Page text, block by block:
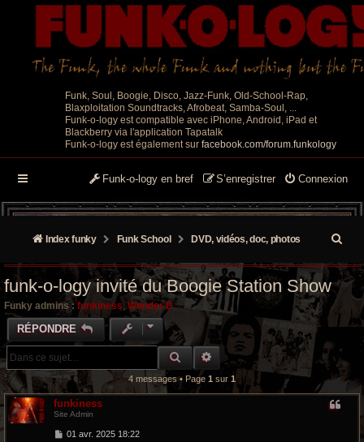
Funk, Soul, Boogie, Disco, Jazz-Funk, Old-School-Rap,
Blaxploitation Soundtracks, Afrobeat, Samba-Soul, ...
Funk-o-logy est compatible avec iPhone, Android, iPad et
Blackberry via l'application Tapatalk
Funk-o-logy est également sur facebook.com/forum.funkology
Connexion
S’enregistrer
Funk-o-logy en bref
Index funky Funk School DVD, vidéos, doc, photos
e
r
c
funk-o-logy invité du Boogie Station Show
Funky admins : funkiness, Wonder B
RÉPONDRE
RECHERCHE GROOVY
RECHERCHE AVANCÉE
4 messages • Page 1 sur 1
funkiness
Site Admin
M
01 avr. 2025 18:22